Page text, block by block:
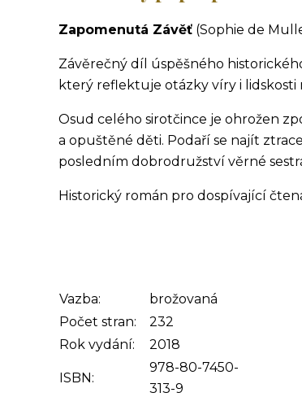
Zapomenutá Závěť (Sophie de
Závěrečný díl úspěšného
který reflektuje otázky víry i lidskosti
Osud celého sirotčince je ohrožen
a opuštěné děti. Podaří se najít
posledním dobrodružství věrné
Historický román pro dospívající
Vazba:
brožovaná
Počet stran:
232
Rok vydání:
2018
ISBN:
978-80-7450-
313-9